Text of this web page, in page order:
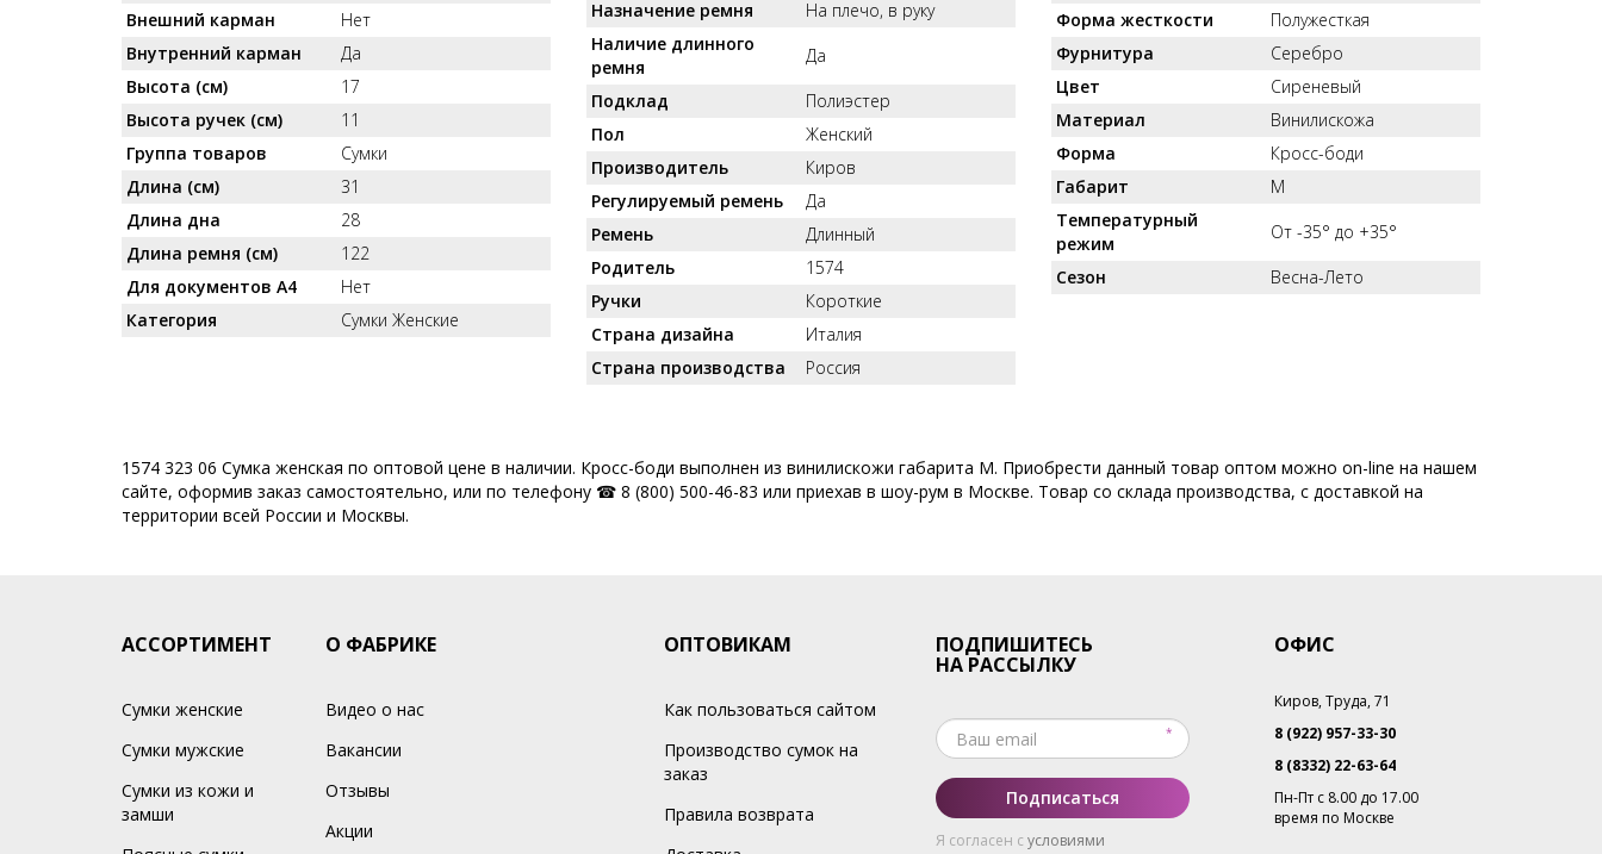
Внешний карман
Нет
Внутренний карман
Да
Высота (см)
17
Высота ручек (см)
11
Группа товаров
Сумки
Длина (см)
31
Длина дна
28
Длина ремня (см)
122
Для документов А4
Нет
Категория
Сумки Женские
Назначение ремня
На плечо, в руку
Наличие длинного
ремня
Да
Подклад
Полиэстер
Пол
Женский
Производитель
Киров
Регулируемый ремень
Да
Ремень
Длинный
Родитель
1574
Ручки
Короткие
Страна дизайна
Италия
Страна производства
Россия
Форма жесткости
Полужесткая
Фурнитура
Серебро
Цвет
Сиреневый
Материал
Винилискожа
Форма
Кросс-боди
Габарит
M
Температурный
режим
От -35° до +35°
Сезон
Весна-Лето
1574 323 06 Сумка женская по оптовой цене в наличии. Кросс-боди выполнен из винилискожи габарита M. Приобрести данный товар оптом можно on-line на нашем
сайте, оформив заказ самостоятельно, или по телефону ☎ 8 (800) 500-46-83 или приехав в шоу-рум в Москве. Товар со склада производства, с доставкой на
территории всей России и Москвы.
АССОРТИМЕНТ
Сумки женские
Сумки мужские
Сумки из кожи и
замши
О ФАБРИКЕ
Видео о нас
Вакансии
Отзывы
Акции
ОПТОВИКАМ
Как пользоваться сайтом
Производство сумок на
заказ
Правила возврата
ПОДПИШИТЕСЬ
НА РАССЫЛКУ
Подписаться
Я согласен с условиями
ОФИС
Киров, Труда, 71
8 (922) 957-33-30
8 (8332) 22-63-64
Пн-Пт с 8.00 до 17.00
время по Москве